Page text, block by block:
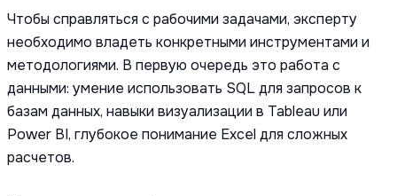
Чтобы справляться с рабочими задачами, эксперту
необходимо владеть конкретными инструментами и
методологиями. В первую очередь это работа с
данными: умение использовать SQL для запросов к
базам данных, навыки визуализации в Tableau или
Power BI, глубокое понимание Excel для сложных
расчетов.